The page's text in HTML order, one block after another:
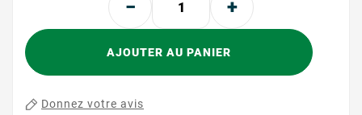
AJOUTER AU PANIER
Donnez votre avis